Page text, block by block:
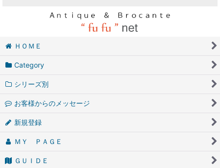
ＨＯＭＥ
Category
シリーズ別
お客様からのメッセージ
新規登録
ＭＹ ＰＡＧＥ
ＧＵＩＤＥ